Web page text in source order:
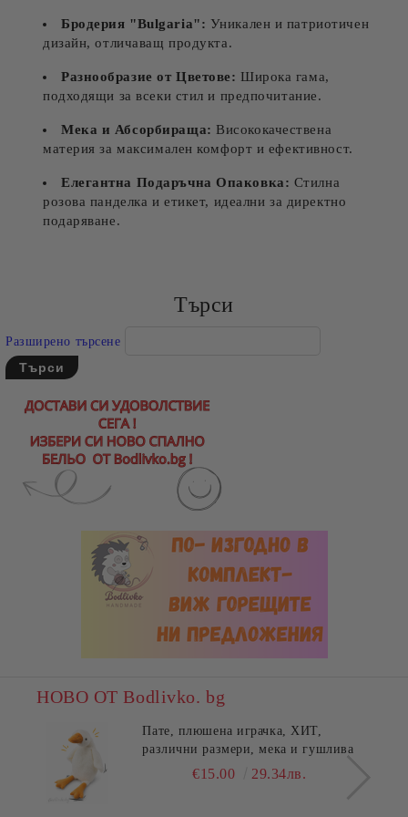
Бродерия "Bulgaria": Уникален и патриотичен
дизайн, отличаващ продукта.
Разнообразие от Цветове: Широка гама,
подходящи за всеки стил и предпочитание.
Мека и Абсорбираща: Висококачествена
материя за максимален комфорт и ефективност.
Елегантна Подаръчна Опаковка: Стилна
розова панделка и етикет, идеални за директно
подаряване.
Търси
Разширено търсене
НОВО ОТ Bodlivko. bg
Пате, плюшена играчка, ХИТ,
различни размери, мека и гушлива
€15.00 29.34лв.